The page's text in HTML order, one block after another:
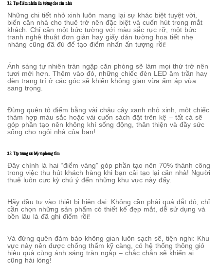
3.2. Tạo điểm nhấn ấn tượng cho căn nhà
Những chi tiết nhỏ xinh luôn mang lại sự khác biệt tuyệt vời,
biến căn nhà cho thuê trở nên đặc biệt và cuốn hút trong mắt
khách. Chỉ cần một bức tường với màu sắc rực rỡ, một bức
tranh nghệ thuật đơn giản hay giấy dán tường họa tiết nhẹ
nhàng cũng đã đủ để tạo điểm nhấn ấn tượng rồi!
Ánh sáng tự nhiên tràn ngập căn phòng sẽ làm mọi thứ trở nên
tươi mới hơn. Thêm vào đó, những chiếc đèn LED âm trần hay
đèn trang trí ở các góc sẽ khiến không gian vừa ấm áp vừa
sang trọng.
Đừng quên tô điểm bằng vài chậu cây xanh nhỏ xinh, một chiếc
thảm hợp màu sắc hoặc vài cuốn sách đặt trên kệ – tất cả sẽ
góp phần tạo nên không khí sống động, thân thiện và đầy sức
sống cho ngôi nhà của bạn!
3.3. Tập trung vào bếp và phòng tắm
Đây chính là hai “điểm vàng” góp phần tạo nên 70% thành công
trong việc thu hút khách hàng khi bạn cải tạo lại căn nhà! Người
thuê luôn cực kỳ chú ý đến những khu vực này đấy.
Hãy đầu tư vào thiết bị hiện đại: Không cần phải quá đắt đỏ, chỉ
cần chọn những sản phẩm có thiết kế đẹp mắt, dễ sử dụng và
bền lâu là đã ghi điểm rồi!
Và đừng quên đảm bảo không gian luôn sạch sẽ, tiện nghi: Khu
vực này nên được chống thấm kỹ càng, có hệ thống thông gió
hiệu quả cùng ánh sáng tràn ngập – chắc chắn sẽ khiến ai
cũng hài lòng!